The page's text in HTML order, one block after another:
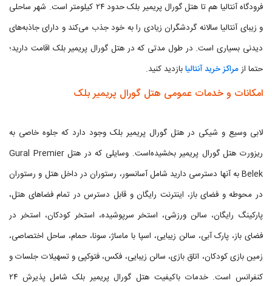
فرودگاه آنتالیا هم تا هتل گورال پریمیر بلک حدود ۲۴ کیلومتر است. شهر ساحلی
و زیبای آنتالیا سالانه گردشگران زیادی را به خود جذب می‌کند و دارای جاذبه‌های
دیدنی بسیاری است. در طول مدتی که در هتل گورال پریمیر بلک اقامت دارید؛
حتما ازمراکز خرید آنتالیابازدید کنید.
امکانات و خدمات عمومی هتل گورال پریمیر بلک
لابی وسیع و شیکی در هتل گورال پریمیر بلک وجود دارد که جلوه خاصی به
ریزورت هتل گورال پریمیر بخشیده‌است. وسایلی که در هتل Gural Premier
Belek به آنها دسترسی دارید شامل آسانسور، رستوران در داخل هتل و رستوران
در محوطه و فضای باز، اینترنت رایگان و قابل دسترس در تمام فضاهای هتل،
پارکینگ رایگان، سالن ورزشی، استخر سرپوشیده، استخر کودکان، استخر در
فضای باز، پارک آبی، سالن زیبایی، اسپا با ماساژ، سونا، حمام، ساحل اختصاصی،
زمین بازی کودکان، اتاق بازی، سالن زیبایی، فکس، فتوکپی و تسهیلات جلسات و
کنفرانس است. خدمات باکیفیت هتل گورال پریمیر بلک شامل پذیرش ۲۴